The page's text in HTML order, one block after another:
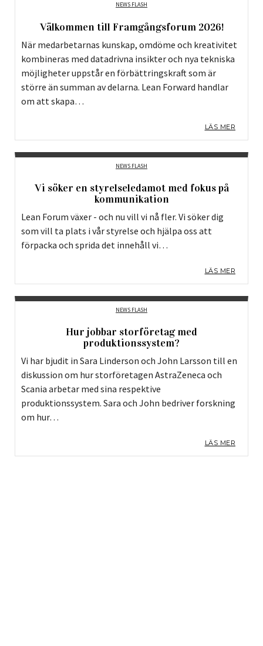
NEWS FLASH
Välkommen till Framgångsforum 2026!
När medarbetarnas kunskap, omdöme och kreativitet
kombineras med datadrivna insikter och nya tekniska
möjligheter uppstår en förbättringskraft som är
större än summan av delarna. Lean Forward handlar
om att skapa…
LÄS MER
NEWS FLASH
Vi söker en styrelseledamot med fokus på
kommunikation
Lean Forum växer - och nu vill vi nå fler. Vi söker dig
som vill ta plats i vår styrelse och hjälpa oss att
förpacka och sprida det innehåll vi…
LÄS MER
NEWS FLASH
Hur jobbar storföretag med
produktionssystem?
Vi har bjudit in Sara Linderson och John Larsson till en
diskussion om hur storföretagen AstraZeneca och
Scania arbetar med sina respektive
produktionssystem. Sara och John bedriver forskning
om hur…
LÄS MER